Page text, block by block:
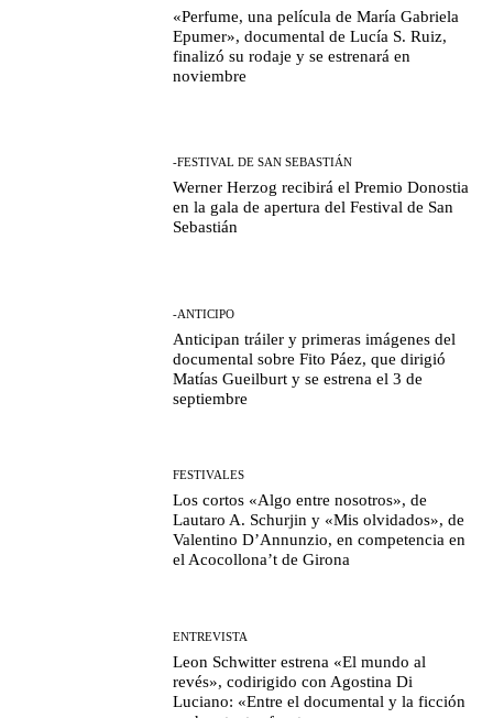
«Perfume, una película de María Gabriela
Epumer», documental de Lucía S. Ruiz,
finalizó su rodaje y se estrenará en
noviembre
-FESTIVAL DE SAN SEBASTIÁN
Werner Herzog recibirá el Premio Donostia
en la gala de apertura del Festival de San
Sebastián
-ANTICIPO
Anticipan tráiler y primeras imágenes del
documental sobre Fito Páez, que dirigió
Matías Gueilburt y se estrena el 3 de
septiembre
FESTIVALES
Los cortos «Algo entre nosotros», de
Lautaro A. Schurjin y «Mis olvidados», de
Valentino D’Annunzio, en competencia en
el Acocollona’t de Girona
ENTREVISTA
Leon Schwitter estrena «El mundo al
revés», codirigido con Agostina Di
Luciano: «Entre el documental y la ficción